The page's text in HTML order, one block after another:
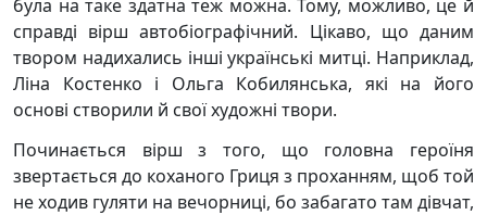
була на таке здатна теж можна. Тому, можливо, це й
справді вірш автобіографічний. Цікаво, що даним
твором надихались інші українські митці. Наприклад,
Ліна Костенко і Ольга Кобилянська, які на його
основі створили й свої художні твори.
Починається вірш з того, що головна героїня
звертається до коханого Гриця з проханням, щоб той
не ходив гуляти на вечорниці, бо забагато там дівчат,